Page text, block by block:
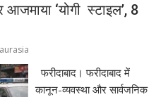
आजमाया ‘योगी स्टाइल’, 8
फरीदाबाद। फरीदाबाद में
कानून-व्यवस्था और सार्वजनिक